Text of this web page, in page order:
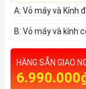
A: Vỏ máy và Kính
B: Vỏ máy và kính
HÀNG SẴN GIAO